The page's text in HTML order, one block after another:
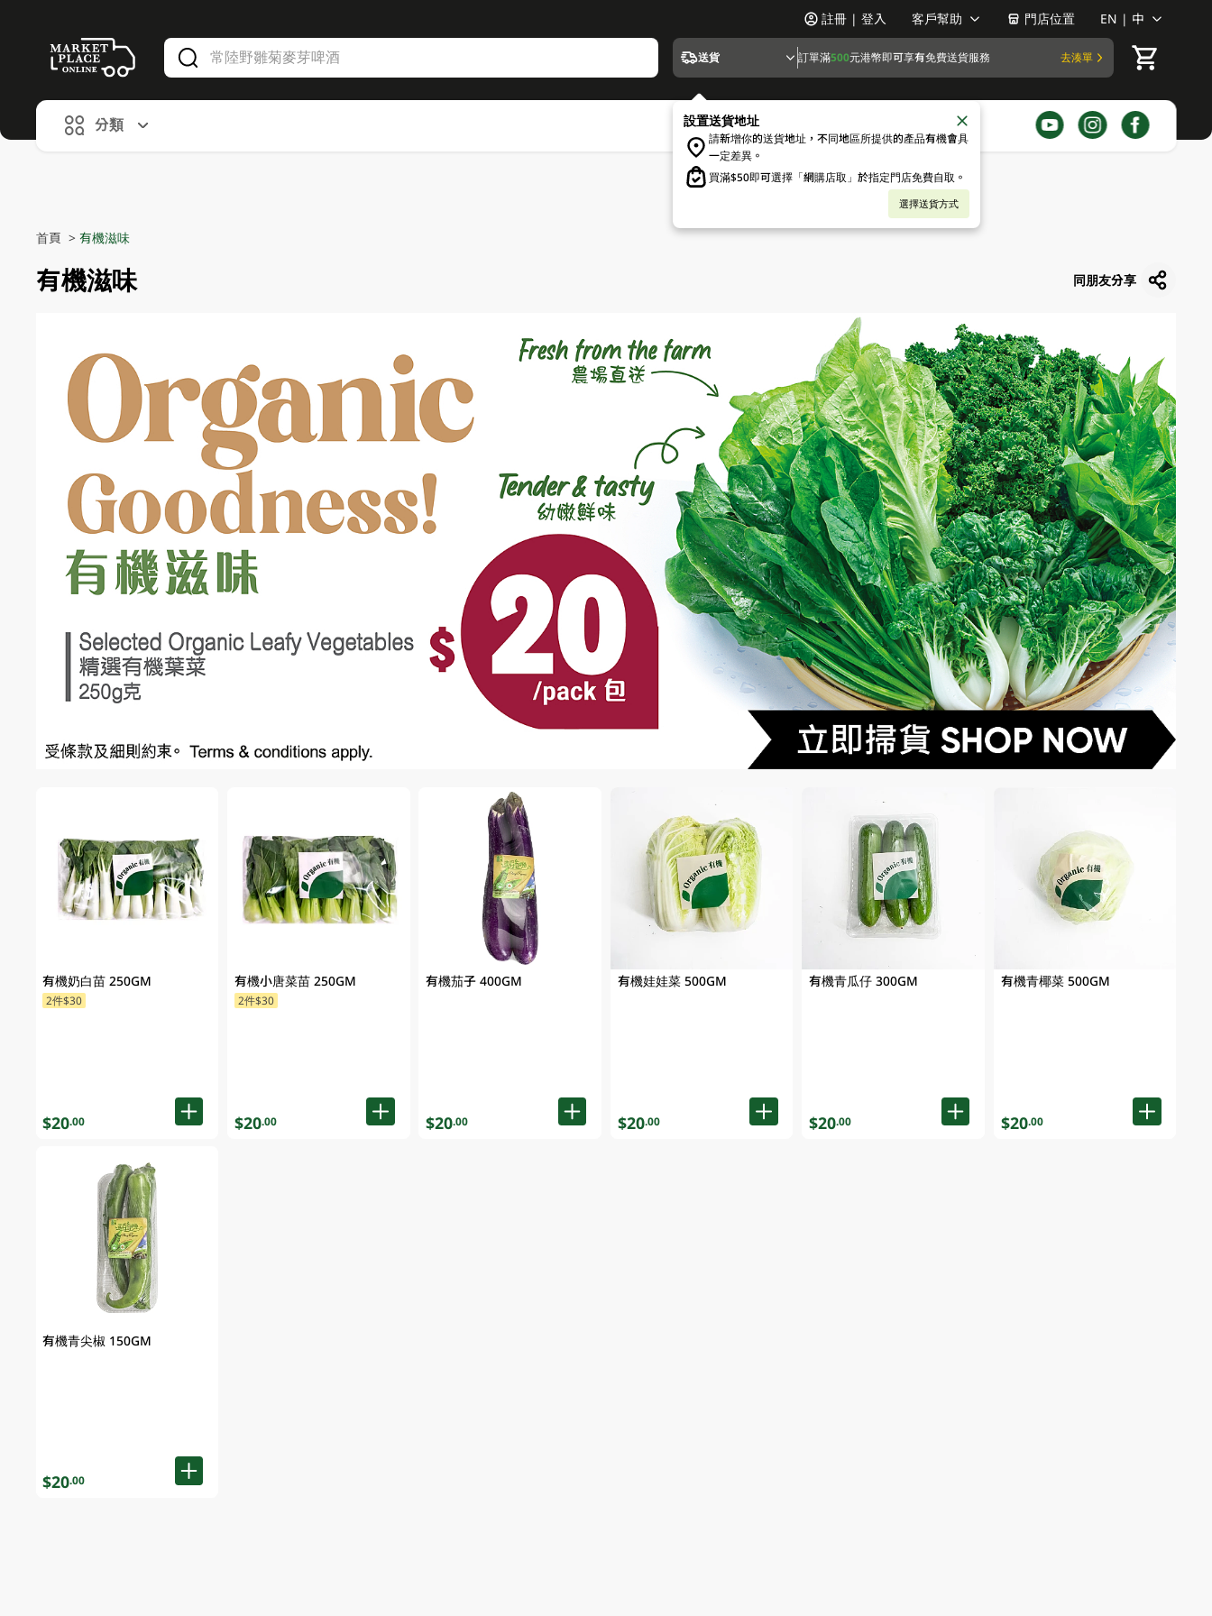
alid Until 30 June 2026
註冊 | 登入 客戶幫助 門店位置 EN | 中
送貨 訂單滿500元港幣即可享有免費送貨服務 去湊單
設置送貨地址
請新增你的送貨地址，不同地區所提供的產品有機會具
一定差異。
買滿$50即可選擇「網購店取」於指定門店免費自取。
選擇送貨方式
分類
首頁 > 有機滋味
有機滋味 同朋友分享
有機奶白苗 250GM
2件$30
$20.00
有機小唐菜苗 250GM
2件$30
$20.00
有機茄子 400GM
$20.00
有機娃娃菜 500GM
$20.00
有機青瓜仔 300GM
$20.00
有機青椰菜 500GM
$20.00
有機青尖椒 150GM
$20.00